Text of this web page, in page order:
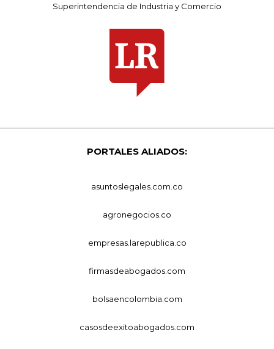
Superintendencia de Industria y Comercio
PORTALES ALIADOS:
asuntoslegales.com.co
agronegocios.co
empresas.larepublica.co
firmasdeabogados.com
bolsaencolombia.com
casosdeexitoabogados.com